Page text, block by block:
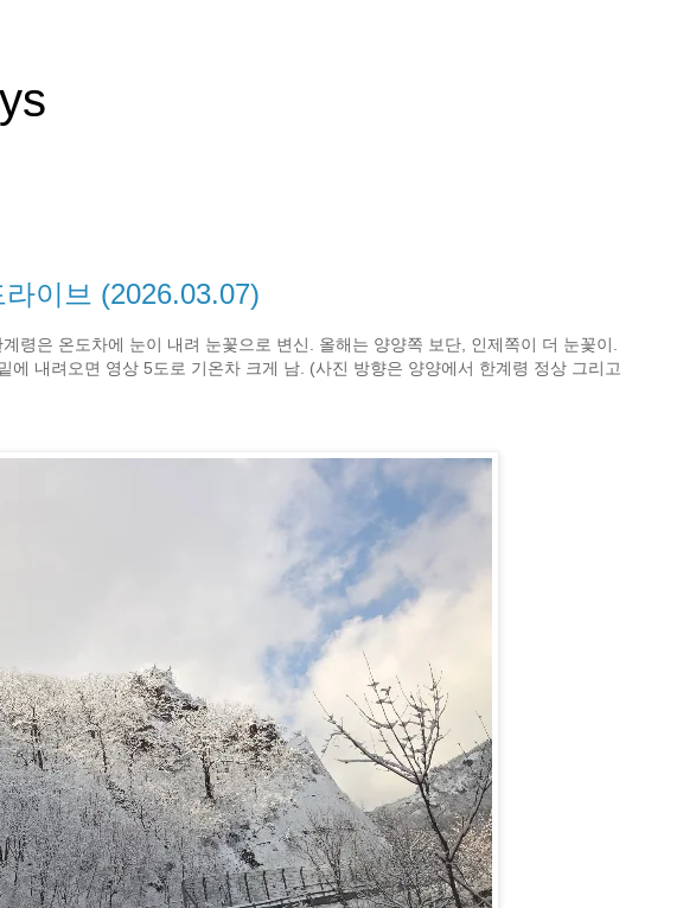
이브 (2026.03.07)
령은 온도차에 눈이 내려 눈꽃으로 변신. 올해는 양양쪽 보단, 인제쪽이 더 눈꽃이.
에 내려오면 영상 5도로 기온차 크게 남. (사진 방향은 양양에서 한계령 정상 그리고